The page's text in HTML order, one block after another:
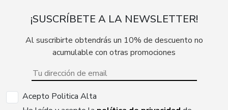
¡SUSCRÍBETE A LA NEWSLETTER!
Al suscribirte obtendrás un 10% de descuento no
acumulable con otras promociones
Acepto Politica Alta